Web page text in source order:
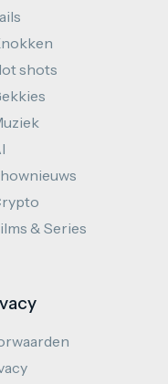
shots
& Series